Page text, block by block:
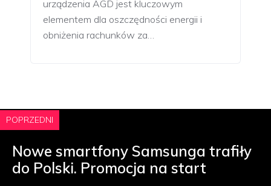
urządzenia AGD jest kluczowym
elementem dla oszczędności energii i
obniżenia rachunków za…
POPRZEDNI
Nowe smartfony Samsunga trafiły
do Polski. Promocja na start